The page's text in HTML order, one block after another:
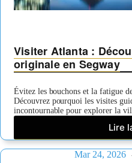
Visiter Atlanta :
originale en Segway
Évitez les bouchons et la fatigue
Découvrez pourquoi les visites
incontournable pour explorer la
Lire
Mar 24, 2026